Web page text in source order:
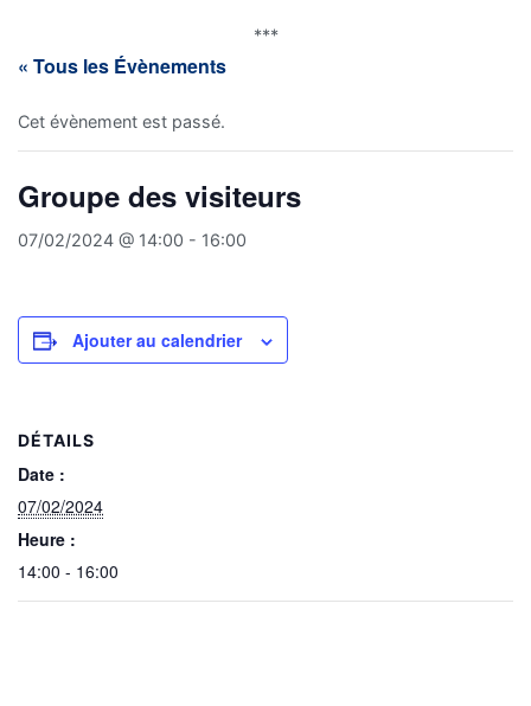
***
« Tous les Évènements
Cet évènement est passé.
Groupe des visiteurs
07/02/2024 @ 14:00 - 16:00
Ajouter au calendrier
DÉTAILS
Date :
07/02/2024
Heure :
14:00 - 16:00